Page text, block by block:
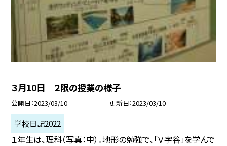
３月10日 ２限の授業の様子
公開日 2023/03/10 更新日 2023/03/10
学校日記2022
１年生は、理科（写真：中）。地形の勉強で、「Ｖ字谷」を学んで